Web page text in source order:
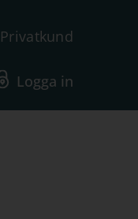
Privatkund
Logga in